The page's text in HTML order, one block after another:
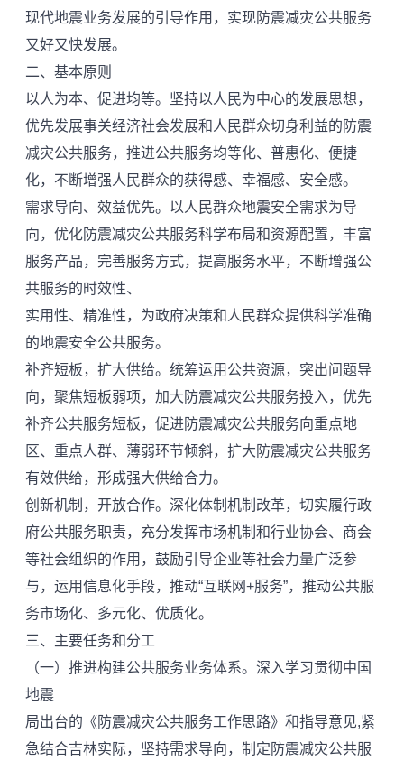
现代地震业务发展的引导作用，实现防震减灾公共服务
又好又快发展。
二、基本原则
以人为本、促进均等。坚持以人民为中心的发展思想，
优先发展事关经济社会发展和人民群众切身利益的防震
减灾公共服务，推进公共服务均等化、普惠化、便捷
化，不断增强人民群众的获得感、幸福感、安全感。
需求导向、效益优先。以人民群众地震安全需求为导
向，优化防震减灾公共服务科学布局和资源配置，丰富
服务产品，完善服务方式，提高服务水平，不断增强公
共服务的时效性、
实用性、精准性，为政府决策和人民群众提供科学准确
的地震安全公共服务。
补齐短板，扩大供给。统筹运用公共资源，突出问题导
向，聚焦短板弱项，加大防震减灾公共服务投入，优先
补齐公共服务短板，促进防震减灾公共服务向重点地
区、重点人群、薄弱环节倾斜，扩大防震减灾公共服务
有效供给，形成强大供给合力。
创新机制，开放合作。深化体制机制改革，切实履行政
府公共服务职责，充分发挥市场机制和行业协会、商会
等社会组织的作用，鼓励引导企业等社会力量广泛参
与，运用信息化手段，推动“互联网+服务”，推动公共服
务市场化、多元化、优质化。
三、主要任务和分工
（一）推进构建公共服务业务体系。深入学习贯彻中国
地震
局出台的《防震减灾公共服务工作思路》和指导意见,紧
急结合吉林实际，坚持需求导向，制定防震减灾公共服